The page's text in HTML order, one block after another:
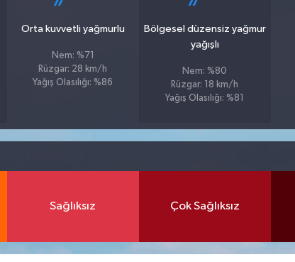
Orta kuvvetli yağmurlu
Nem: %71
Rüzgar: 28 km/h
Yağış Olasılığı: %86
Bölgesel düzensiz yağmur
yağışlı
Nem: %80
Rüzgar: 18 km/h
Yağış Olasılığı: %81
Sağlıksız Çok Sağlıksız